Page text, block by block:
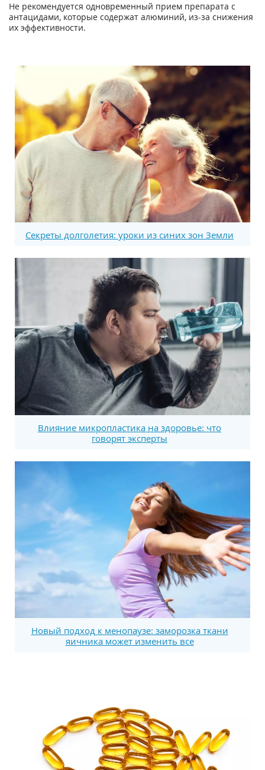
Не рекомендуется одновременный прием препарата с
антацидами, которые содержат алюминий, из-за снижения
их эффективности.
Секреты долголетия: уроки из синих зон Земли
Влияние микропластика на здоровье: что
говорят эксперты
Новый подход к менопаузе: заморозка ткани
яичника может изменить все